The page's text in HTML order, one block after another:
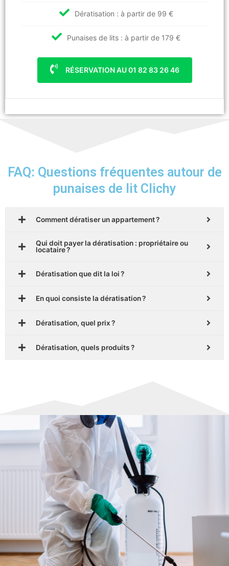
Dératisation : à partir de 99 €
Punaises de lits : à partir de 179 €
RÉSERVATION AU 01 82 83 26 46
FAQ: Questions fréquentes autour de
punaises de lit Clichy
Comment dératiser un appartement ?
Qui doit payer la dératisation : propriétaire ou
locataire ?
Dératisation que dit la loi ?
En quoi consiste la dératisation ?
Dératisation, quel prix ?
Dératisation, quels produits ?